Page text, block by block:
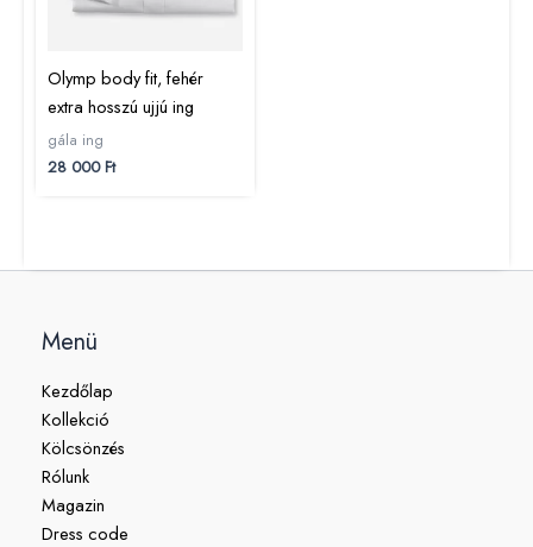
Olymp body fit, fehér
extra hosszú ujjú ing
gála ing
28 000Ft
Menü
Kezdőlap
Kollekció
Kölcsönzés
Rólunk
Magazin
Dress code